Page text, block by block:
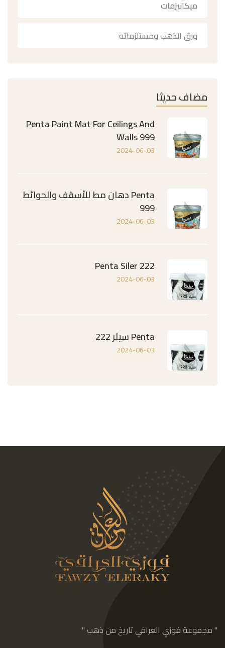
ميكانيزمات
ورق الذهب ومستلزماته
مضاف حديثا
Penta Paint Mat For Ceilings And
Walls 999
2024-06-03
Penta دهان مط للأسقف والحوائط
999
2024-06-03
Penta Siler 222
2024-06-03
Penta سيلر 222
2024-06-03
" مجموعة فوزي العراقي تاريخ من ذهب "